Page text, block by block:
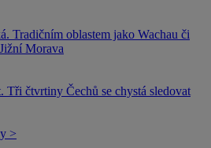
Tradičním oblastem jako Wachau či
Morava
Tři čtvrtiny Čechů se chystá sledovat
>